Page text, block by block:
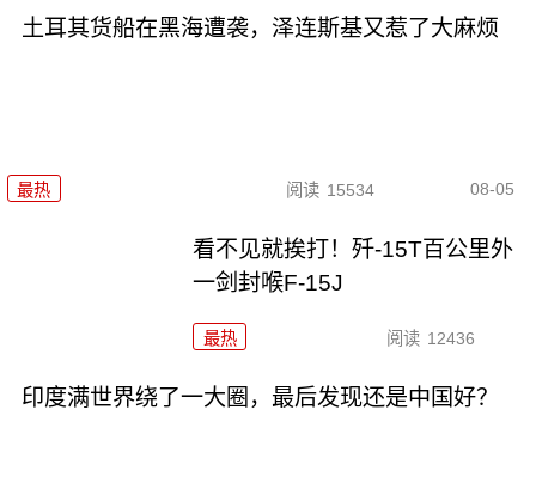
土耳其货船在黑海遭袭，泽连斯基又惹了大麻烦
最热 阅读 15534 08-05
看不见就挨打！歼-15T百公里外
一剑封喉F-15J
最热 阅读 12436
印度满世界绕了一大圈，最后发现还是中国好？